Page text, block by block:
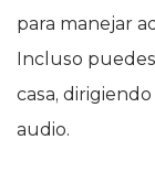
para manejar
Incluso
casa,
audio.